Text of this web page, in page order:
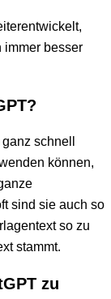
immer besser
schnell
können,
sind sie auch so
so zu
stammt.
zu